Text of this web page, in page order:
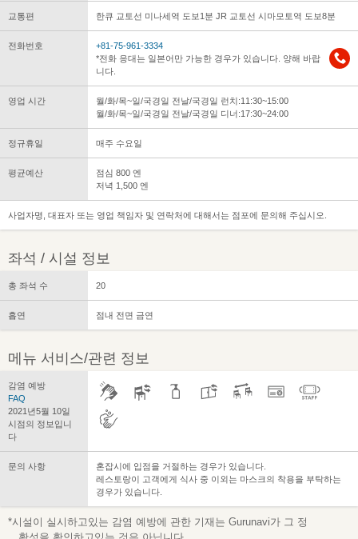
교통편 한큐 교토선 미나세역 도보1분 JR 교토선 시마모토역 도보8분
전화번호
+81-75-961-3334
*전화 응대는 일본어만 가능한 경우가 있습니다. 양해 바랍
니다.
영업 시간
월/화/목~일/국경일 전날/국경일 런치:11:30~15:00
월/화/목~일/국경일 전날/국경일 디너:17:30~24:00
정규휴일 매주 수요일
평균예산
점심 800 엔
저녁 1,500 엔
사업자명, 대표자 또는 영업 책임자 및 연락처에 대해서는 점포에 문의해 주십시오.
좌석 / 시설 정보
총 좌석 수 20
흡연 점내 전면 금연
메뉴 서비스/관련 정보
감염 예방
FAQ
2021년5월 10일
시점의 정보입니
다
문의 사항
혼잡시에 입점을 거절하는 경우가 있습니다.
레스토랑이 고객에게 식사 중 이외는 마스크의 착용을 부탁하는
경우가 있습니다.
*시설이 실시하고있는 감염 예방에 관한 기재는 Gurunavi가 그 정